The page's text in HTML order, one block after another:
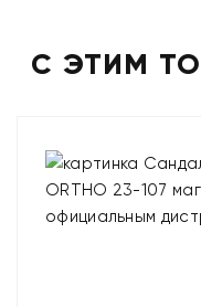
С ЭТИМ